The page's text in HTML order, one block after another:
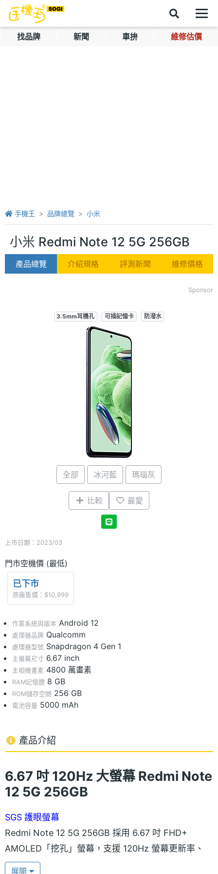
找品牌 新聞 車拚 維修估價
手機王 品牌總覽 小米
小米 Redmi Note 12 5G 256GB
產品總覽 介紹規格 評測新聞 維修價格
Sponsor
3.5mm耳機孔 可插記憶卡 防潑水
全部 冰河藍 瑪瑙灰
比較 最愛
上市日期：2023/03
門市空機價 (最低)
已下市
原廠售價：$10,999
作業系統與版本 Android 12
處理器品牌 Qualcomm
處理器型號 Snapdragon 4 Gen 1
主螢幕尺寸 6.67 inch
主相機畫素 4800 萬畫素
RAM記憶體 8 GB
ROM儲存空間 256 GB
電池容量 5000 mAh
產品介紹
6.67 吋 120Hz 大螢幕 Redmi Note
12 5G 256GB
SGS 護眼螢幕
Redmi Note 12 5G 256GB 採用 6.67 吋 FHD+
AMOLED「挖孔」螢幕，支援 120Hz 螢幕更新率、
240Hz 觸控採樣率，峰值亮度可達 1,200nits。具備
展開